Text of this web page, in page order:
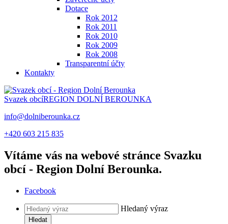
Dotace
Rok 2012
Rok 2011
Rok 2010
Rok 2009
Rok 2008
Transparentní účty
Kontakty
Svazek obcíREGION DOLNÍ BEROUNKA
info@dolniberounka.cz
+420 603 215 835
Vítáme vás na webové stránce Svazku
obcí - Region Dolní Berounka.
Facebook
Hledaný výraz
Hledat